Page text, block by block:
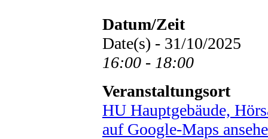
Datum/Zeit
Date(s) - 31/10/2025
16:00 - 18:00
Veranstaltungsort
HU Hauptgebäude,
auf Google-Maps